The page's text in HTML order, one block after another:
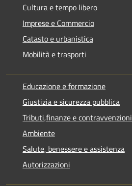
Cultura e tempo libero
Imprese e Commercio
Catasto e urbanistica
Mobilità e trasporti
Educazione e formazione
Giustizia e sicurezza pubblica
Tributi,finanze e contravvenzioni
Ambiente
Salute, benessere e assistenza
Autorizzazioni